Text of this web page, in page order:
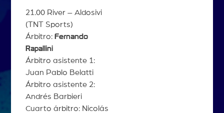
21.00 River – Aldosivi
(TNT Sports)
Árbitro: Fernando
Rapallini
Árbitro asistente 1:
Juan Pablo Belatti
Árbitro asistente 2:
Andrés Barbieri
Cuarto árbitro: Nicolás